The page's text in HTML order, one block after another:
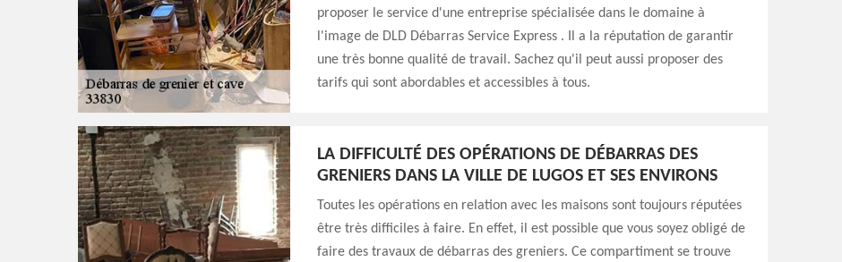
proposer le service d'une entreprise spécialisée dans le domaine à
l'image de DLD Débarras Service Express . Il a la réputation de garantir
une très bonne qualité de travail. Sachez qu'il peut aussi proposer des
tarifs qui sont abordables et accessibles à tous.
LA DIFFICULTÉ DES OPÉRATIONS DE DÉBARRAS DES
GRENIERS DANS LA VILLE DE LUGOS ET SES ENVIRONS
Toutes les opérations en relation avec les maisons sont toujours réputées
être très difficiles à faire. En effet, il est possible que vous soyez obligé de
faire des travaux de débarras des greniers. Ce compartiment se trouve